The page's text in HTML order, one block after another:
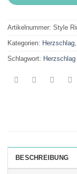
Artikelnummer: Style
Kategorien: Herzschlag
Schlagwort: Herzschlag
BESCHREIBUNG